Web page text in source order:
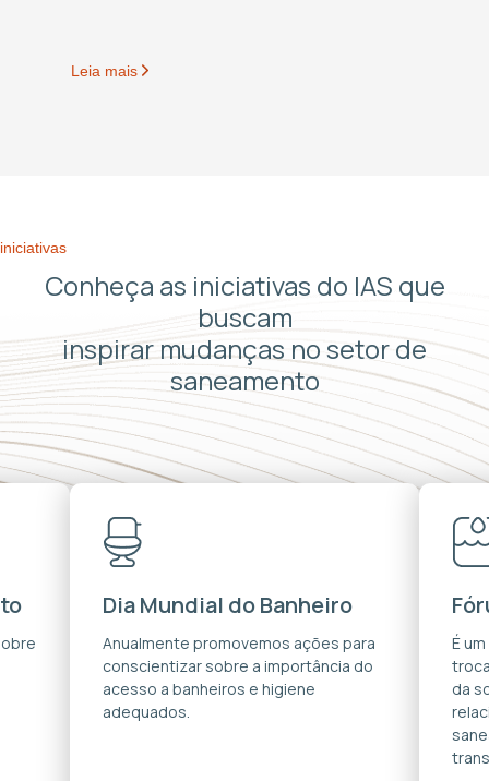
Leia mais
iniciativas
Conheça as iniciativas do IAS que
buscam
inspirar mudanças no setor de
saneamento
Dia Mundial do Banheiro
Anualmente promovemos ações para
conscientizar sobre a importância do
acesso a banheiros e higiene
adequados.
É
da